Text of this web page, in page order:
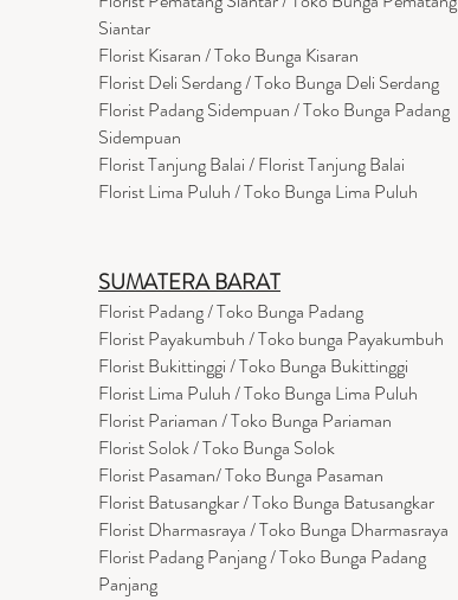
Siantar
Florist Kisaran / Toko Bunga Kisaran
Florist Deli Serdang / Toko Bunga Deli Serdang
Florist Padang Sidempuan / Toko Bunga Padang
Sidempuan
Florist Tanjung Balai / Florist Tanjung Balai
Florist Lima Puluh / Toko Bunga Lima Puluh
SUMATERA BARAT
Florist Padang / Toko Bunga Padang
Florist Payakumbuh / Toko bunga Payakumbuh
Florist Bukittinggi / Toko Bunga Bukittinggi
Florist Lima Puluh / Toko Bunga Lima Puluh
Florist Pariaman / Toko Bunga Pariaman
Florist Solok / Toko Bunga Solok
Florist Pasaman/ Toko Bunga Pasaman
Florist Batusangkar / Toko Bunga Batusangkar
Florist Dharmasraya / Toko Bunga Dharmasraya
Florist Padang Panjang / Toko Bunga Padang
Panjang